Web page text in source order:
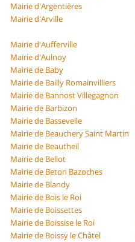
Mairie d'Argentières
Mairie d'Arville
Mairie d'Aufferville
Mairie d'Aulnoy
Mairie de Baby
Mairie de Bailly Romainvilliers
Mairie de Bannost Villegagnon
Mairie de Barbizon
Mairie de Bassevelle
Mairie de Beauchery Saint Martin
Mairie de Beautheil
Mairie de Bellot
Mairie de Beton Bazoches
Mairie de Blandy
Mairie de Bois le Roi
Mairie de Boissettes
Mairie de Boissise le Roi
Mairie de Boissy le Châtel